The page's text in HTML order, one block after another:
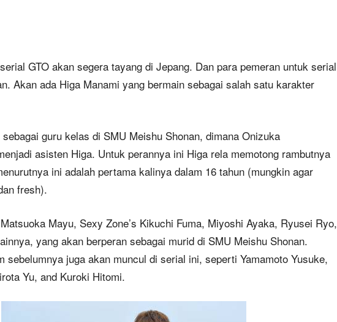
GTO akan segera tayang di Jepang. Dan para pemeran untuk serial
Akan ada Higa Manami yang bermain sebagai salah satu karakter
guru kelas di SMU Meishu Shonan, dimana Onizuka
asisten Higa. Untuk perannya ini Higa rela memotong rambutnya
ini adalah pertama kalinya dalam 16 tahun (mungkin agar
fresh).
Mayu, Sexy Zone’s Kikuchi Fuma, Miyoshi Ayaka, Ryusei Ryo,
yang akan berperan sebagai murid di SMU Meishu Shonan.
sebelumnya juga akan muncul di serial ini, seperti Yamamoto Yusuke,
Yu, and Kuroki Hitomi.